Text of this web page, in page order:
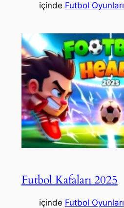
içinde Futbol Oyunları
Futbol Kafaları 2025
içinde Futbol Oyunları